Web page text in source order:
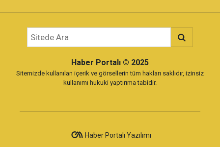
Haber Portalı © 2025
Sitemizde kullanılan içerik ve görsellerin tüm hakları saklıdır, izinsiz
kullanımı hukuki yaptırıma tabidir.
Haber Portalı Yazılımı